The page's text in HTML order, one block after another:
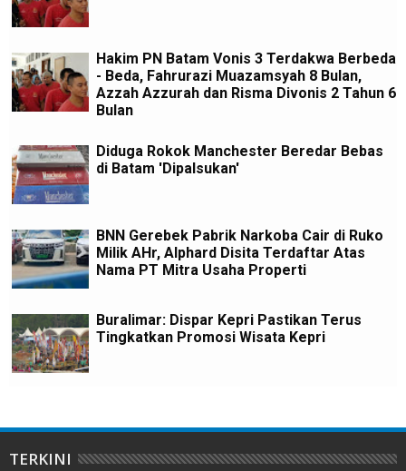
Hakim PN Batam Vonis 3 Terdakwa Berbeda
- Beda, Fahrurazi Muazamsyah 8 Bulan,
Azzah Azzurah dan Risma Divonis 2 Tahun 6
Bulan
Diduga Rokok Manchester Beredar Bebas
di Batam 'Dipalsukan'
BNN Gerebek Pabrik Narkoba Cair di Ruko
Milik AHr, Alphard Disita Terdaftar Atas
Nama PT Mitra Usaha Properti
Buralimar: Dispar Kepri Pastikan Terus
Tingkatkan Promosi Wisata Kepri
TERKINI